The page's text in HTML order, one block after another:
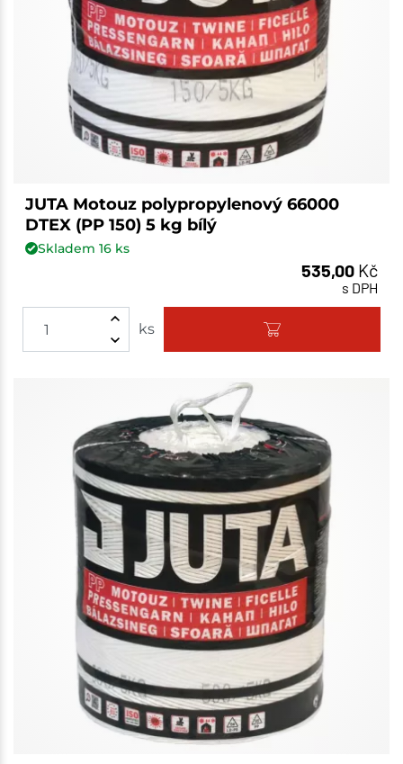
JUTA Motouz polypropylenový 66000
DTEX (PP 150) 5 kg bílý
Skladem 16ks
535,00 Kč
s DPH
ks